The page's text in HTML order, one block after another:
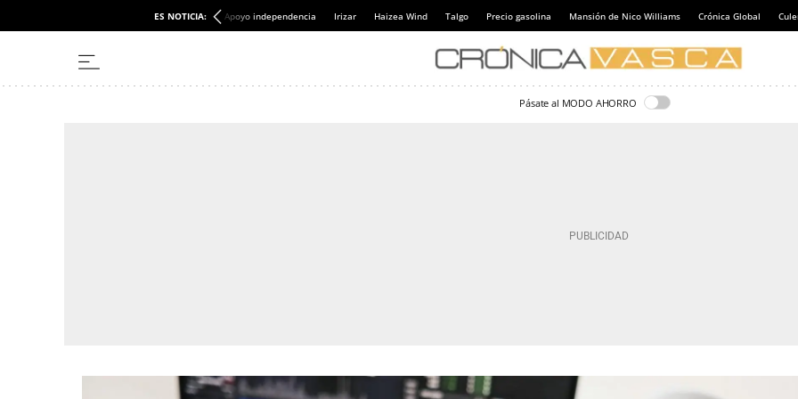
ES NOTICIA: Apoyo independencia Irizar Haizea Wind Talgo Precio gasolina Mansión de Nico Williams Crónica Global
Pásate al MODO AHORRO